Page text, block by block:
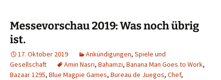
Messevorschau 2019: Was noch übrig
ist.
17. Oktober 2019 Ankündigungen, Spiele und
Gesellschaft
Amin Nasri, Bahamzi, Banana Man Goes to Work,
Bazaar 1295, Blue Magpie Games, Bureau de Juegos, Chef,